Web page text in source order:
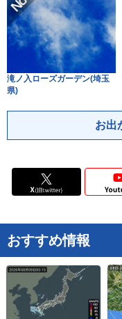
滝ノ入ローズガーデン(埼玉
県)
お出
おすすめ情報